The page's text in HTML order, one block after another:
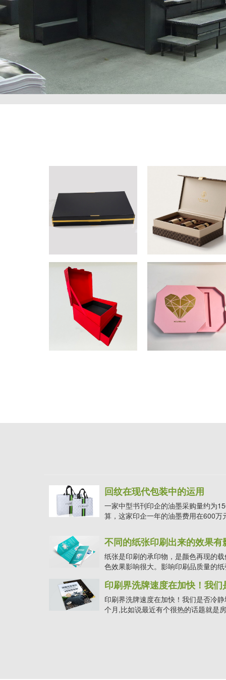
回纹在现代包装中的运用
一家中型书刊印企的油墨采购量约为
算，这家印企一年的油墨费用在600万
不同的纸张印刷出来的效果有
纸张是印刷的承印物，是颜色再现的
色效果影响很大。影响印刷品质量的
印刷界洗牌速度在加快！我
印刷界洗牌速度在加快！我们是否冷
个月,比如说最近有个很热的话题就是